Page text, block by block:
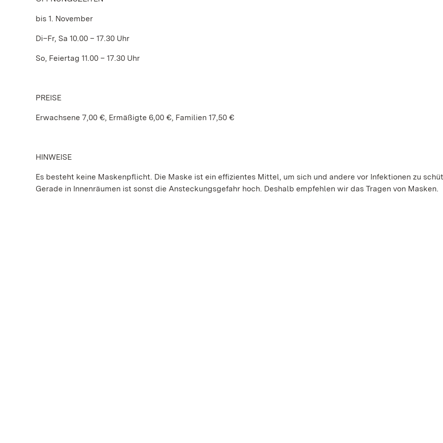
bis 1. November
Di–Fr, Sa 10.00 – 17.30 Uhr
So, Feiertag 11.00 – 17.30 Uhr
PREISE
Erwachsene 7,00 €, Ermäßigte 6,00 €, Familien 17,50 €
HINWEISE
Es besteht keine Maskenpflicht. Die Maske ist ein effizientes Mittel, um sich und andere vor Infektionen zu
Gerade in Innenräumen ist sonst die Ansteckungsgefahr hoch. Deshalb empfehlen wir das Tragen von Masken.